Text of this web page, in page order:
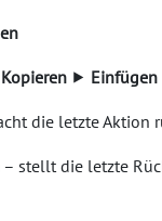
Kopieren ⯈ Einfügen
die letzte Aktion
– stellt die letzte